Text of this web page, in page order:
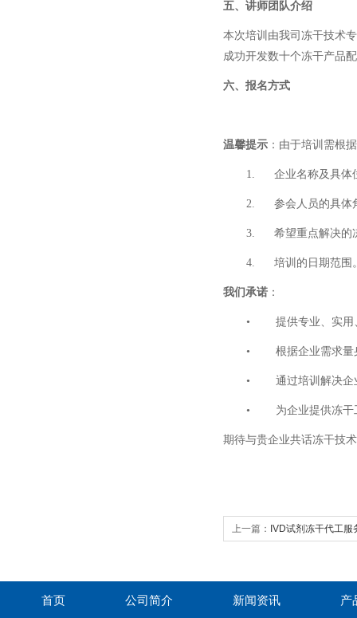
五、讲师团队介绍
本次培训由我司冻干技术
成功开发数十个冻干产品
六、报名方式
温馨提示 ：由于培训需根
1. 企业名称及具体
2. 参会人员的具体
3. 希望重点解决的
4. 培训的日期范围
我们承诺 ：
• 提供专业、实
• 根据企业需求
• 通过培训解决
• 为企业提供冻
期待与贵企业共话冻干技
上一篇： IVD试剂冻干代工服
首页 公司简介 新闻资讯 产